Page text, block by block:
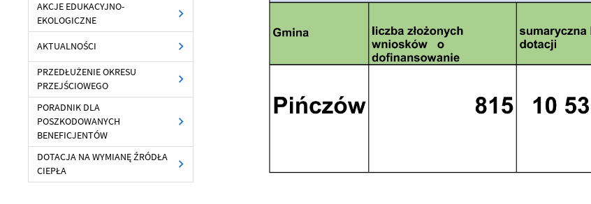
AKCJE EDUKACYJNO-
EKOLOGICZNE
AKTUALNOŚCI
PRZEDŁUŻENIE OKRESU
PRZEJŚCIOWEGO
PORADNIK DLA
POSZKODOWANYCH
BENEFICJENTÓW
DOTACJA NA WYMIANĘ ŹRÓDŁA
CIEPŁA
Ustawienia